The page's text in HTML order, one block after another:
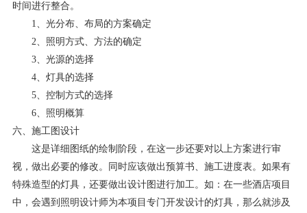
时间进行整合。
1、光分布、布局的方案确定
2、照明方式、方法的确定
3、光源的选择
4、灯具的选择
5、控制方式的选择
6、照明概算
六、施工图设计
这是详细图纸的绘制阶段，在这一步还要对以上方案进行审
视，做出必要的修改。同时应该做出预算书、施工进度表。如果有
特殊造型的灯具，还要做出设计图进行加工。如：在一些酒店项目
中，会遇到照明设计师为本项目专门开发设计的灯具，那么就涉及